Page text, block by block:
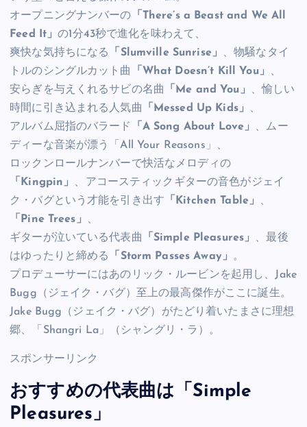
オープニングナンバーの 「There’s a Beast and We All
Feed It」の1分43秒で進化を味わえて、
爽快な気持ちになる
「Slumville Sunrise」
、物騒なタイ
トルのシングルカット曲
「What Doesn’t Kill You」
、
安らぎを与えくれるサビの名曲
「Me and You」
、愉しい
時間に引き込まれる人気曲
「Messed Up Kids」
、
アルバム屈指のバラード
「A Song About Love」
、ムー
ディーな音楽が漂う「All Your Reasons」、
ロックンロールナンバーで快活なメロディの
「Kingpin」
、アコースティックギターの音色がジェイ
ク・バグという才能を引き出す 「Kitchen Table」
、
「Pine Trees」
、
ギターが泣いている代表曲
「Simple Pleasures」
、最後
はゆったりと締める
「Storm Passes Away」 。
プロデューサーにはあのリック・ルービンを起用し、Jake
Bugg（ジェイク・バグ）至上の最高傑作がここに誕生。
Jake Bugg（ジェイク・バグ）がたどり着いたまさに理想
郷、「Shangri La」（シャングリ・ラ）。
スポンサーリンク
おすすめの代表曲は「Simple
Pleasures」